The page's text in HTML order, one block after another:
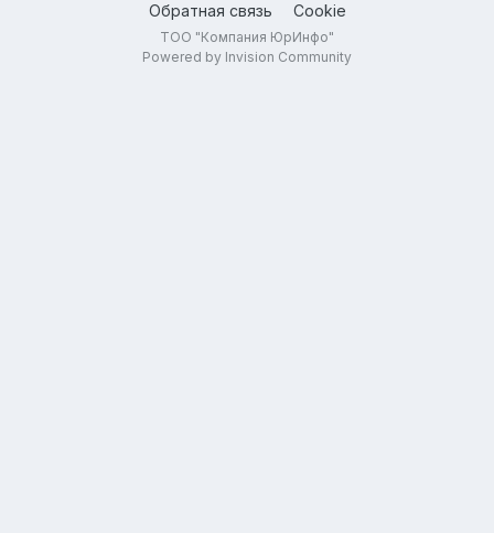
Обратная связь Cookie
ТОО "Компания ЮрИнфо"
Powered by Invision Community